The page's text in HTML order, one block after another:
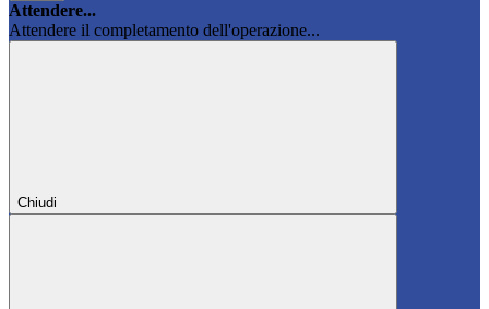
Attendere...
Attendere il completamento dell'operazione...
Chiudi